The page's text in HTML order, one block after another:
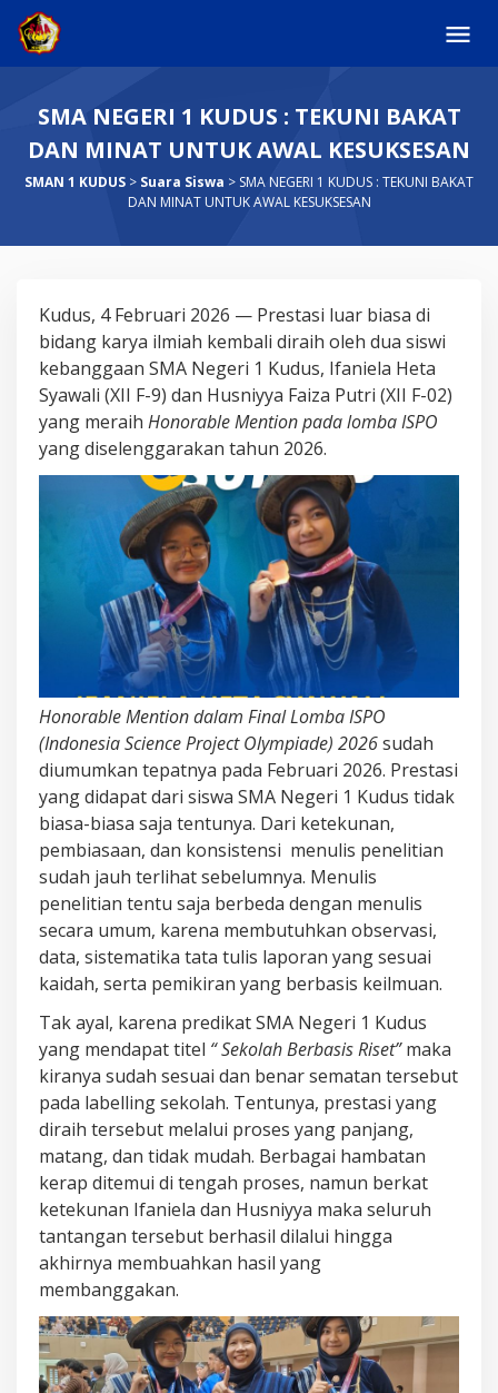
Skip
content
SMA NEGERI 1 KUDUS : TEKUNI BAKAT
DAN MINAT UNTUK AWAL KESUKSESAN
SMAN 1 KUDUS > Suara Siswa > SMA NEGERI 1 KUDUS : TEKUNI BAKAT
DAN MINAT UNTUK AWAL KESUKSESAN
SMA
NEGERI
1
KUDUS
:
TEKUNI
BAKAT
MINAT
KESUKSESAN
Kudus, 4 Februari 2026 — Prestasi luar biasa di
bidang karya ilmiah kembali diraih oleh dua siswi
kebanggaan SMA Negeri 1 Kudus, Ifaniela Heta
Syawali (XII F-9) dan Husniyya Faiza Putri (XII F-02)
yang meraih Honorable Mention pada lomba ISPO
yang diselenggarakan tahun 2026.
Honorable Mention dalam Final Lomba ISPO
(Indonesia Science Project Olympiade) 2026sudah
diumumkan tepatnya pada Februari 2026. Prestasi
yang didapat dari siswa SMA Negeri 1 Kudus tidak
biasa-biasa saja tentunya. Dari ketekunan,
pembiasaan, dan konsistensi menulis penelitian
sudah jauh terlihat sebelumnya. Menulis
penelitian tentu saja berbeda dengan menulis
secara umum, karena membutuhkan observasi,
data, sistematika tata tulis laporan yang sesuai
kaidah, serta pemikiran yang berbasis keilmuan.
Tak ayal, karena predikat SMA Negeri 1 Kudus
yang mendapat titel “ Sekolah Berbasis Riset”maka
kiranya sudah sesuai dan benar sematan tersebut
pada labelling sekolah. Tentunya, prestasi yang
diraih tersebut melalui proses yang panjang,
matang, dan tidak mudah. Berbagai hambatan
kerap ditemui di tengah proses, namun berkat
ketekunan Ifaniela dan Husniyya maka seluruh
tantangan tersebut berhasil dilalui hingga
akhirnya membuahkan hasil yang
membanggakan.